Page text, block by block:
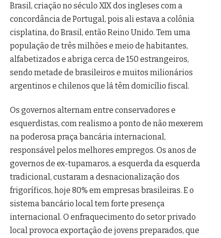
Brasil, criação no século XIX dos ingleses com a
concordância de Portugal, pois ali estava a colônia
cisplatina, do Brasil, então Reino Unido. Tem uma
população de três milhões e meio de habitantes,
alfabetizados e abriga cerca de 150 estrangeiros,
sendo metade de brasileiros e muitos milionários
argentinos e chilenos que lá têm domicílio fiscal.
Os governos alternam entre conservadores e
esquerdistas, com realismo a ponto de não mexerem
na poderosa praça bancária internacional,
responsável pelos melhores empregos. Os anos de
governos de ex-tupamaros, a esquerda da esquerda
tradicional, custaram a desnacionalização dos
frigoríficos, hoje 80% em empresas brasileiras. E o
sistema bancário local tem forte presença
internacional. O enfraquecimento do setor privado
local provoca exportação de jovens preparados, que